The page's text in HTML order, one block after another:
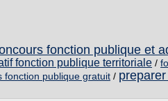
fonction publique et
fonction publique territoriale /
fonction publique gratuit /